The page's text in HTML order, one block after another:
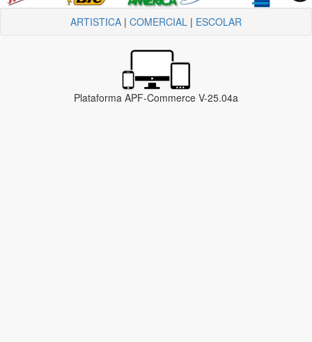
ARTISTICA | COMERCIAL | ESCOLAR
Plataforma APF-Commerce V-25.04a